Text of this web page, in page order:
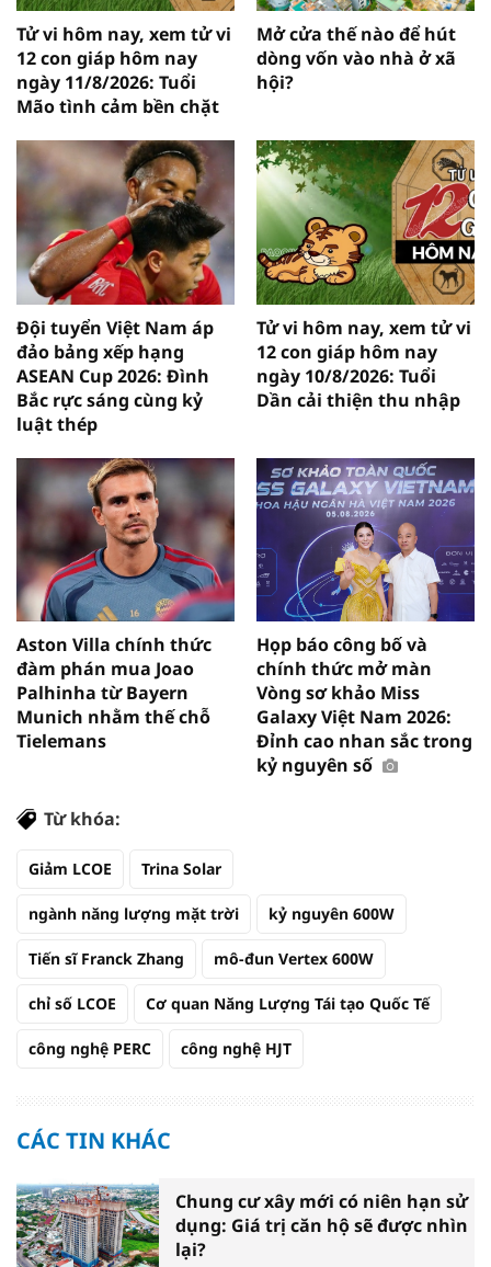
Tử vi hôm nay, xem tử vi
12 con giáp hôm nay
ngày 11/8/2026: Tuổi
Mão tình cảm bền chặt
Mở cửa thế nào để hút
dòng vốn vào nhà ở xã
hội?
Đội tuyển Việt Nam áp
đảo bảng xếp hạng
ASEAN Cup 2026: Đình
Bắc rực sáng cùng kỷ
luật thép
Tử vi hôm nay, xem tử vi
12 con giáp hôm nay
ngày 10/8/2026: Tuổi
Dần cải thiện thu nhập
Aston Villa chính thức
đàm phán mua Joao
Palhinha từ Bayern
Munich nhằm thế chỗ
Tielemans
Họp báo công bố và
chính thức mở màn
Vòng sơ khảo Miss
Galaxy Việt Nam 2026:
Đỉnh cao nhan sắc trong
kỷ nguyên số
Từ khóa:
Giảm LCOE Trina Solar
ngành năng lượng mặt trời kỷ nguyên 600W
Tiến sĩ Franck Zhang mô-đun Vertex 600W
chỉ số LCOE Cơ quan Năng Lượng Tái tạo Quốc Tế
công nghệ PERC công nghệ HJT
CÁC TIN KHÁC
Chung cư xây mới có niên hạn sử
dụng: Giá trị căn hộ sẽ được nhìn
lại?